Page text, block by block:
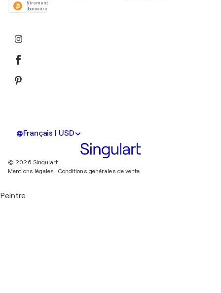
Virement
bancaire
Français | USD
© 2026 Singulart
Mentions légales. Conditions générales de vente
Peintre